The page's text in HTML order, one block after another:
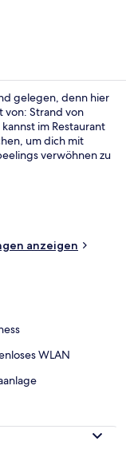
gelegen, denn hier
von: Strand von
im Restaurant
um dich mit
verwöhnen zu
Andere
anzeigen
WLAN